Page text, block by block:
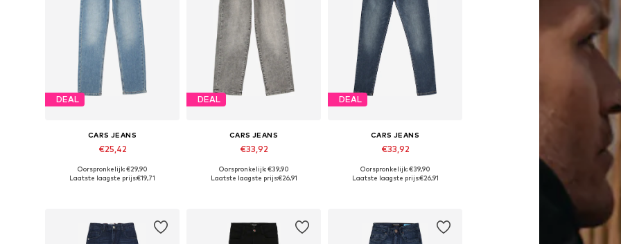
DEAL
CARS JEANS
€25,42
Beschikbaar in vele maten
Oorspronkelijk: €29,90
Laatste laagste prijs:€19,71
DEAL
CARS JEANS
€33,92
Beschikbaar in vele maten
Oorspronkelijk: €39,90
Laatste laagste prijs:€26,91
DEAL
CARS JEANS
€33,92
Beschikbaar in vele maten
Oorspronkelijk: €39,90
Laatste laagste prijs:€26,91